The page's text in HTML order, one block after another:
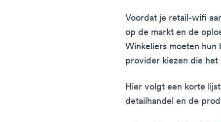
Voordat je retail-wifi
op de markt en de
Winkeliers moeten hun
provider kiezen die het
Hier volgt een korte
detailhandel en de